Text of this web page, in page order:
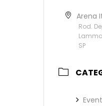
Arena
Rod.
SP